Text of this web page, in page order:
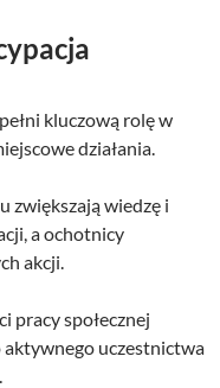
kluczową rolę w
działania.
zwiększają wiedzę i
a ochotnicy
akcji.
pracy społecznej
aktywnego uczestnictwa